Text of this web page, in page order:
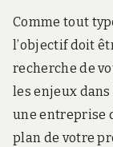
Comme tout
l’objectif doit
recherche de
les enjeux
une entreprise
plan de votre